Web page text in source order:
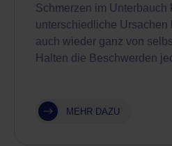
Schmerzen im Unterbauch
unterschiedliche Ursachen
auch wieder ganz von
Halten die Beschwerden
MEHR DAZU